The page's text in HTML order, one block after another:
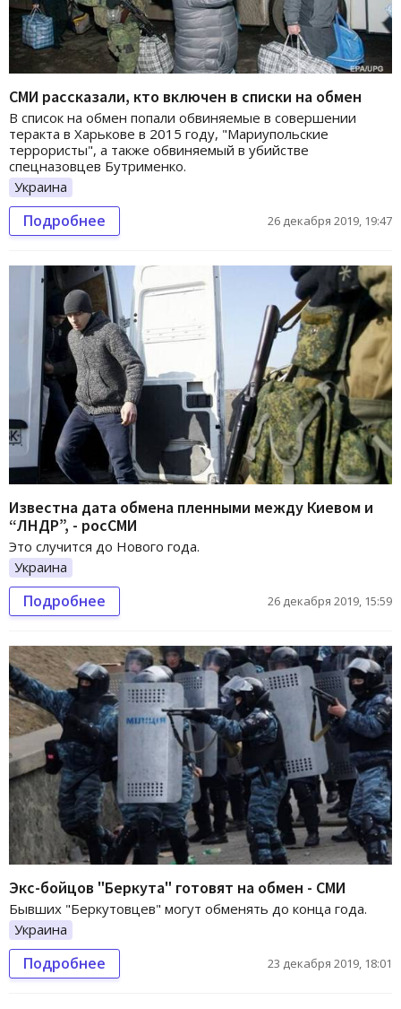
СМИ рассказали, кто включен в списки на обмен
В список на обмен попали обвиняемые в совершении
теракта в Харькове в 2015 году, "Мариупольские
террористы", а также обвиняемый в убийстве
спецназовцев Бутрименко.
Украина
Подробнее 26 декабря 2019, 19:47
Известна дата обмена пленными между Киевом и
“ЛНДР”, - росСМИ
Это случится до Нового года.
Украина
Подробнее 26 декабря 2019, 15:59
Экс-бойцов "Беркута" готовят на обмен - СМИ
Бывших "Беркутовцев" могут обменять до конца года.
Украина
Подробнее 23 декабря 2019, 18:01